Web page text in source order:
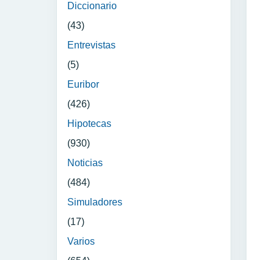
Diccionario
(43)
Entrevistas
(5)
Euribor
(426)
Hipotecas
(930)
Noticias
(484)
Simuladores
(17)
Varios